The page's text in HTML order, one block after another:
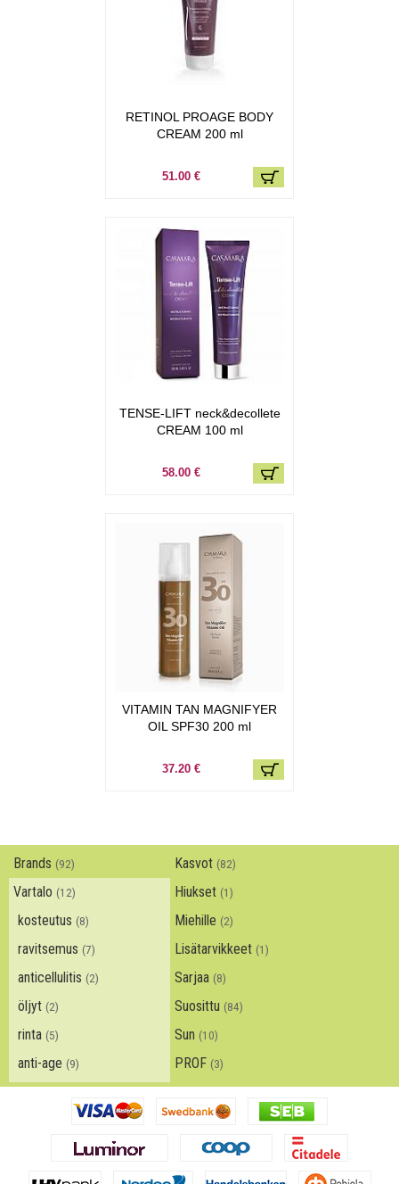
RETINOL PROAGE BODY
CREAM 200 ml
51.00 €
TENSE-LIFT neck&decollete
CREAM 100 ml
58.00 €
VITAMIN TAN MAGNIFYER
OIL SPF30 200 ml
37.20 €
Brands (92) Kasvot (82)
Vartalo (12)
kosteutus (8)
ravitsemus (7)
anticellulitis (2)
öljyt (2)
rinta (5)
anti-age (9)
Hiukset (1)
Miehille (2)
Lisätarvikkeet (1)
Sarjaa (8)
Suosittu (84)
Sun (10)
PROF (3)